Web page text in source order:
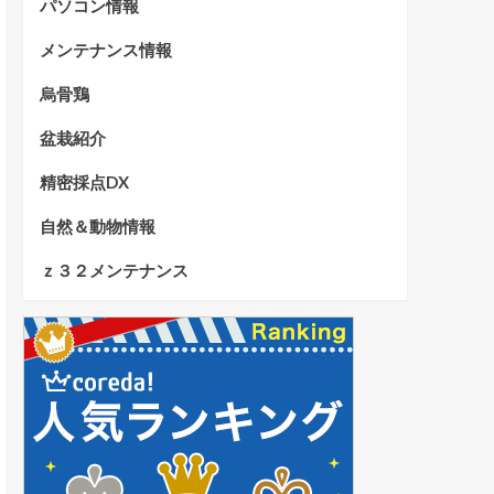
パソコン情報
メンテナンス情報
烏骨鶏
盆栽紹介
精密採点DX
自然＆動物情報
ｚ３２メンテナンス